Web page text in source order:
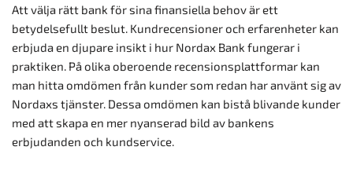
Att välja rätt bank för sina finansiella behov är ett
betydelsefullt beslut. Kundrecensioner och erfarenheter kan
erbjuda en djupare insikt i hur Nordax Bank fungerar i
praktiken. På olika oberoende recensionsplattformar kan
man hitta omdömen från kunder som redan har använt sig av
Nordaxs tjänster. Dessa omdömen kan bistå blivande kunder
med att skapa en mer nyanserad bild av bankens
erbjudanden och kundservice.